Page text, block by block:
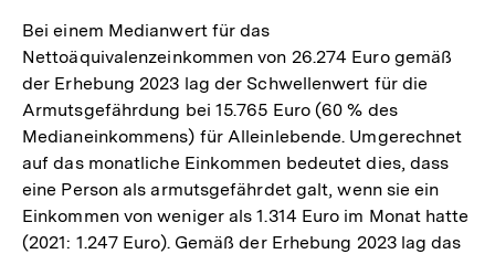
Bei einem Medianwert für das
Nettoäquivalenzeinkommen von 26.274 Euro gemäß
der Erhebung 2023 lag der Schwellenwert für die
Armutsgefährdung bei 15.765 Euro (60 % des
Medianeinkommens) für Alleinlebende. Umgerechnet
auf das monatliche Einkommen bedeutet dies, dass
eine Person als armutsgefährdet galt, wenn sie ein
Einkommen von weniger als 1.314 Euro im Monat hatte
(2021: 1.247 Euro). Gemäß der Erhebung 2023 lag das